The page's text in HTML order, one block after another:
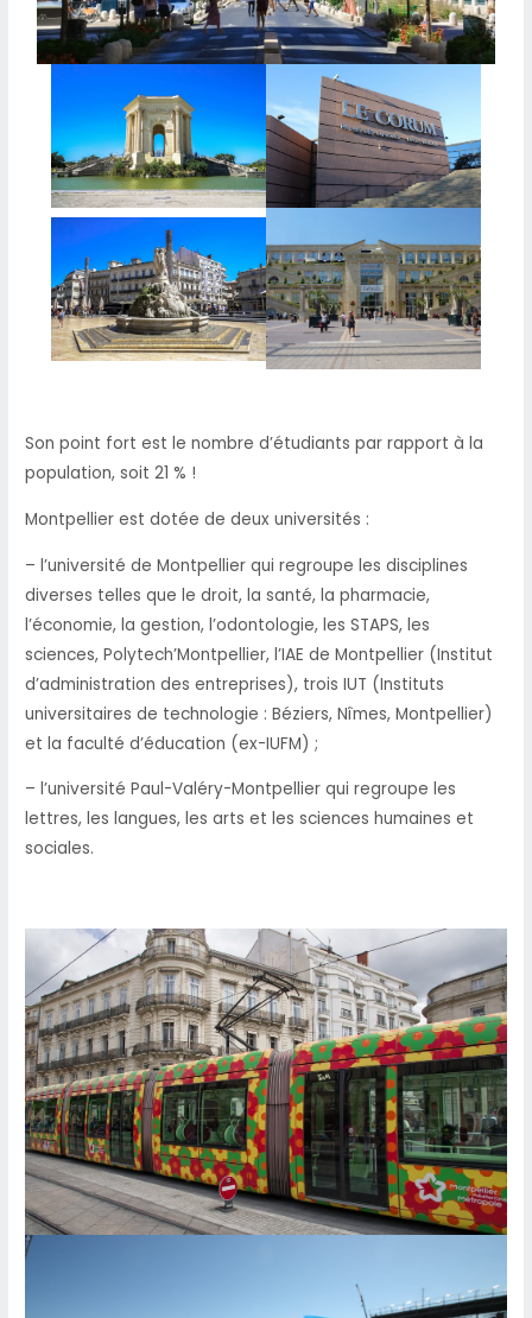
Son point fort est le nombre d’étudiants par rapport à la
population, soit 21 % !
Montpellier est dotée de deux universités :
– l’université de Montpellier qui regroupe les disciplines
diverses telles que le droit, la santé, la pharmacie,
l’économie, la gestion, l’odontologie, les STAPS, les
sciences, Polytech’Montpellier, l’IAE de Montpellier (Institut
d’administration des entreprises), trois IUT (Instituts
universitaires de technologie : Béziers, Nîmes, Montpellier)
et la faculté d’éducation (ex-IUFM) ;
– l’université Paul-Valéry-Montpellier qui regroupe les
lettres, les langues, les arts et les sciences humaines et
sociales.